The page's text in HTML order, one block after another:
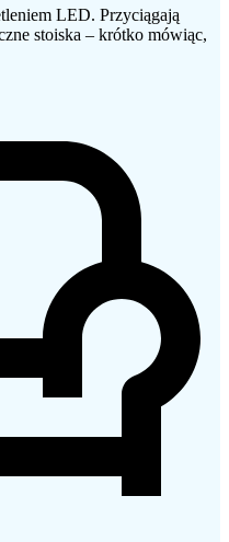
LED. Przyciągają
stoiska – krótko mówiąc,